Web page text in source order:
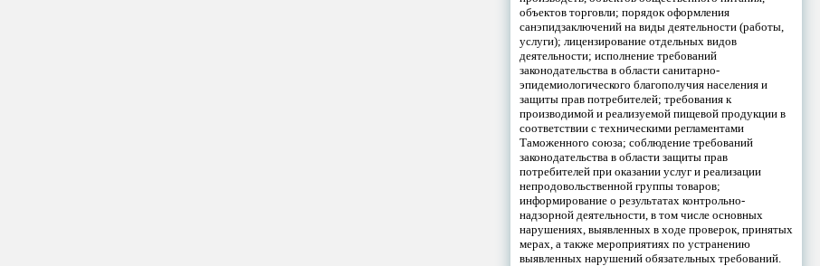
объектов торговли; порядок оформления
санэпидзаключений на виды деятельности (работы,
услуги); лицензирование отдельных видов
деятельности; исполнение требований
законодательства в области санитарно-
эпидемиологического благополучия населения и
защиты прав потребителей; требования к
производимой и реализуемой пищевой продукции в
соответствии с техническими регламентами
Таможенного союза; соблюдение требований
законодательства в области защиты прав
потребителей при оказании услуг и реализации
непродовольственной группы товаров;
информирование о результатах контрольно-
надзорной деятельности, в том числе основных
нарушениях, выявленных в ходе проверок, принятых
мерах, а также мероприятиях по устранению
выявленных нарушений обязательных требований.